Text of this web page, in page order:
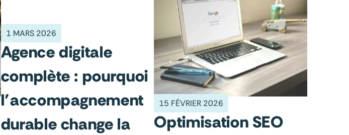
1 MARS 2026
Agence digitale
complète : pourquoi
l’accompagnement
durable change la
15 FÉVRIER 2026
Optimisation SEO